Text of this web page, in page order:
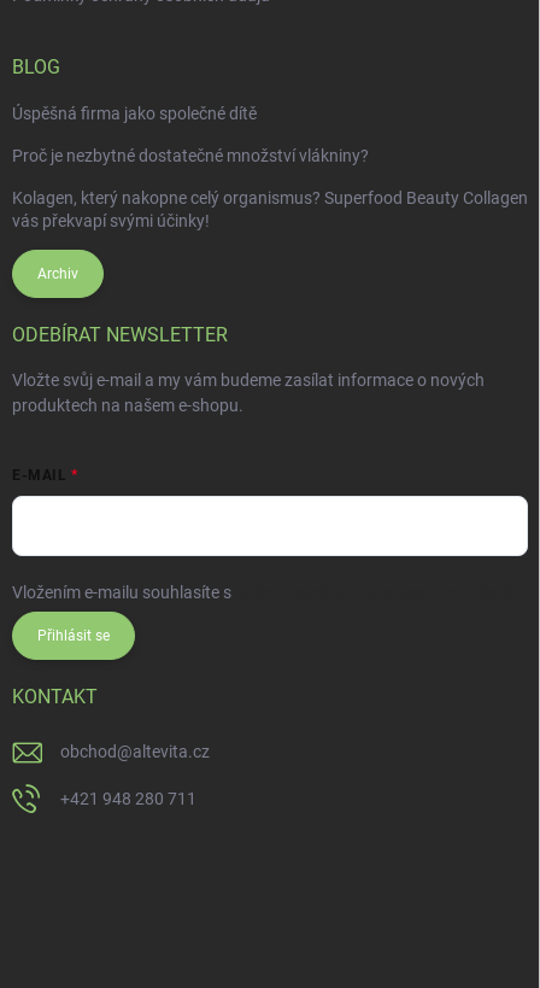
BLOG
Úspěšná firma jako společné dítě
Proč je nezbytné dostatečné množství vlákniny?
Kolagen, který nakopne celý organismus? Superfood Beauty Collagen
vás překvapí svými účinky!
Archiv
ODEBÍRAT NEWSLETTER
Vložte svůj e-mail a my vám budeme zasílat informace o nových
produktech na našem e-shopu.
E-MAIL
Vložením e-mailu souhlasíte s
Přihlásit se
KONTAKT
obchod@altevita.cz
+421 948 280 711